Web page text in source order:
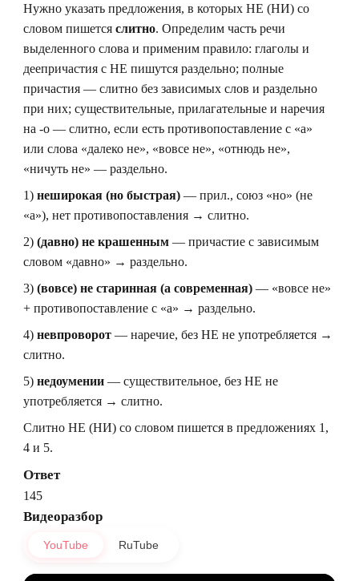
Нужно указать предложения, в которых НЕ (НИ) со
словом пишется слитно. Определим часть речи
выделенного слова и применим правило: глаголы и
деепричастия с НЕ пишутся раздельно; полные
причастия — слитно без зависимых слов и раздельно
при них; существительные, прилагательные и наречия
на -о — слитно, если есть противопоставление с «а»
или слова «далеко не», «вовсе не», «отнюдь не»,
«ничуть не» — раздельно.
1) неширокая (но быстрая) — прил., союз «но» (не
«а»), нет противопоставления → слитно.
2) (давно) не крашенным — причастие с зависимым
словом «давно» → раздельно.
3) (вовсе) не старинная (а современная) — «вовсе не»
+ противопоставление с «а» → раздельно.
4) невпроворот — наречие, без НЕ не употребляется →
слитно.
5) недоумении — существительное, без НЕ не
употребляется → слитно.
Слитно НЕ (НИ) со словом пишется в предложениях 1,
4 и 5.
Ответ
145
Видеоразбор
YouTube RuTube